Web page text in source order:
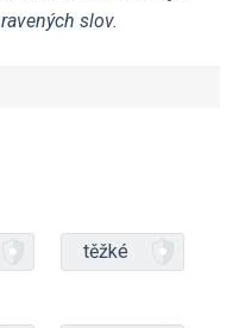
slov.
těžké